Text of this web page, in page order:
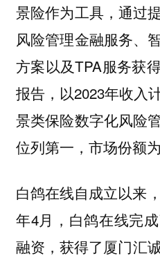
景险作为工具，通过
风险管理金融服务、
方案以及TPA服务获
报告，以2023年收入
景类保险数字化风险
位列第一，市场份额为
白鸽在线自成立以来
年4月，白鸽在线完
融资，获得了厦门汇